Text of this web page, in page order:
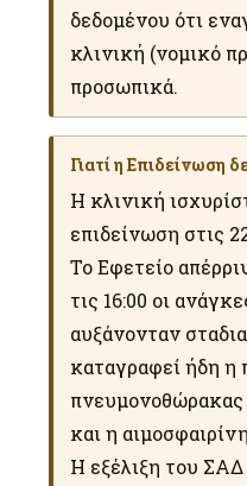
δεδομένου ότι
κλινική (νομικό
προσωπικά.
Γιατί η Επιδείνωση
Η κλινική
επιδείνωση στις
Το Εφετείο
τις 16:00 οι
αυξάνονταν
καταγραφεί ήδη η
πνευμονοθώρακας
και η
Η εξέλιξη του